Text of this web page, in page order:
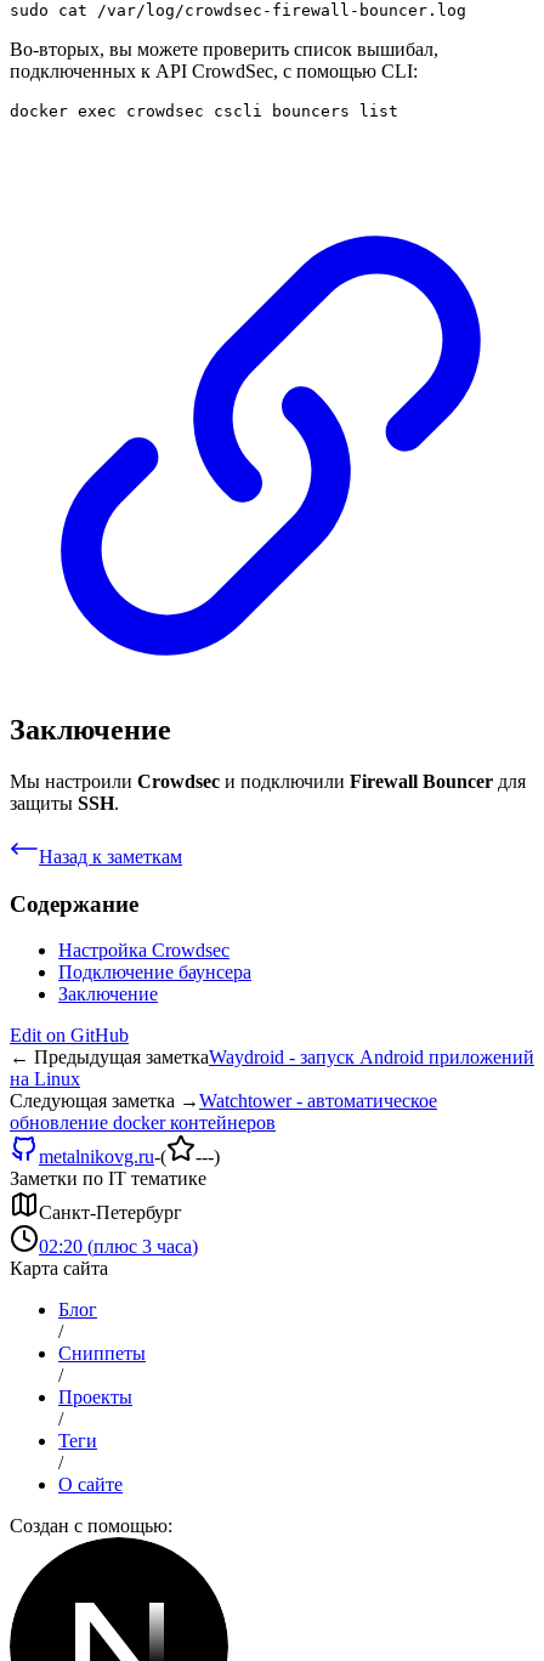
sudo cat
Во-вторых, вы можете проверить список вышибал,
подключенных к API CrowdSec, с помощью CLI:
docker exec
Заключение
Мы настроили Crowdsec и подключили Firewall Bouncer для
защиты SSH.
Назад к заметкам
Содержание
Настройка Crowdsec
Подключение баунсера
Заключение
Edit on GitHub
← Предыдущая заметкаWaydroid - запуск Android приложений
на Linux
Следующая заметка →Watchtower - автоматическое
обновление docker контейнеров
metalnikovg.ru-( ---)
Заметки по IT тематике
Санкт-Петербург
02:20 (плюс 3 часа)
Карта сайта
Блог
/
Сниппеты
/
Проекты
/
Теги
/
О сайте
Создан с помощью: